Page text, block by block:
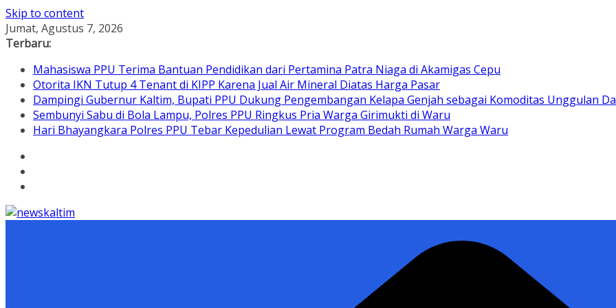
Skip to content
Jumat, Agustus 7, 2026
Terbaru:
Mahasiswa PPU Terima Bantuan Pendidikan dari Pertamina Patra Niaga di Akamigas Cepu
Otorita IKN Tutup 4 Tenant di KIPP Karena Jual Air Mineral Diatas Harga Pasar
Dampingi Gubernur Kaltim, Bupati PPU Dukung Pengembangan Kelapa Genjah sebagai Komoditas Unggulan
Sembunyi Sabu di Bola Lampu, Polres PPU Ringkus Pria Warga Girimukti di Waru
Hari Bhayangkara Polres PPU Tebar Kepedulian Lewat Program Bedah Rumah Warga Waru